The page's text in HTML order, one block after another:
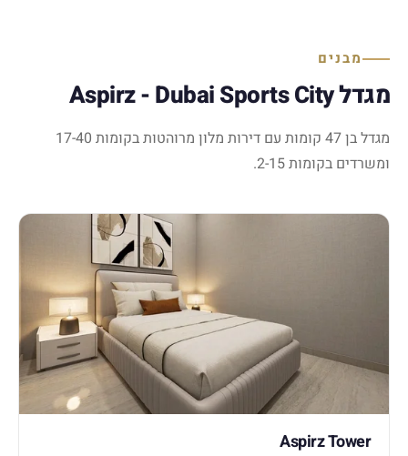
מבנים
מגדל Aspirz - Dubai Sports City
מגדל בן 47 קומות עם דירות מלון מרוהטות בקומות 17-40
ומשרדים בקומות 2-15.
Aspirz Tower